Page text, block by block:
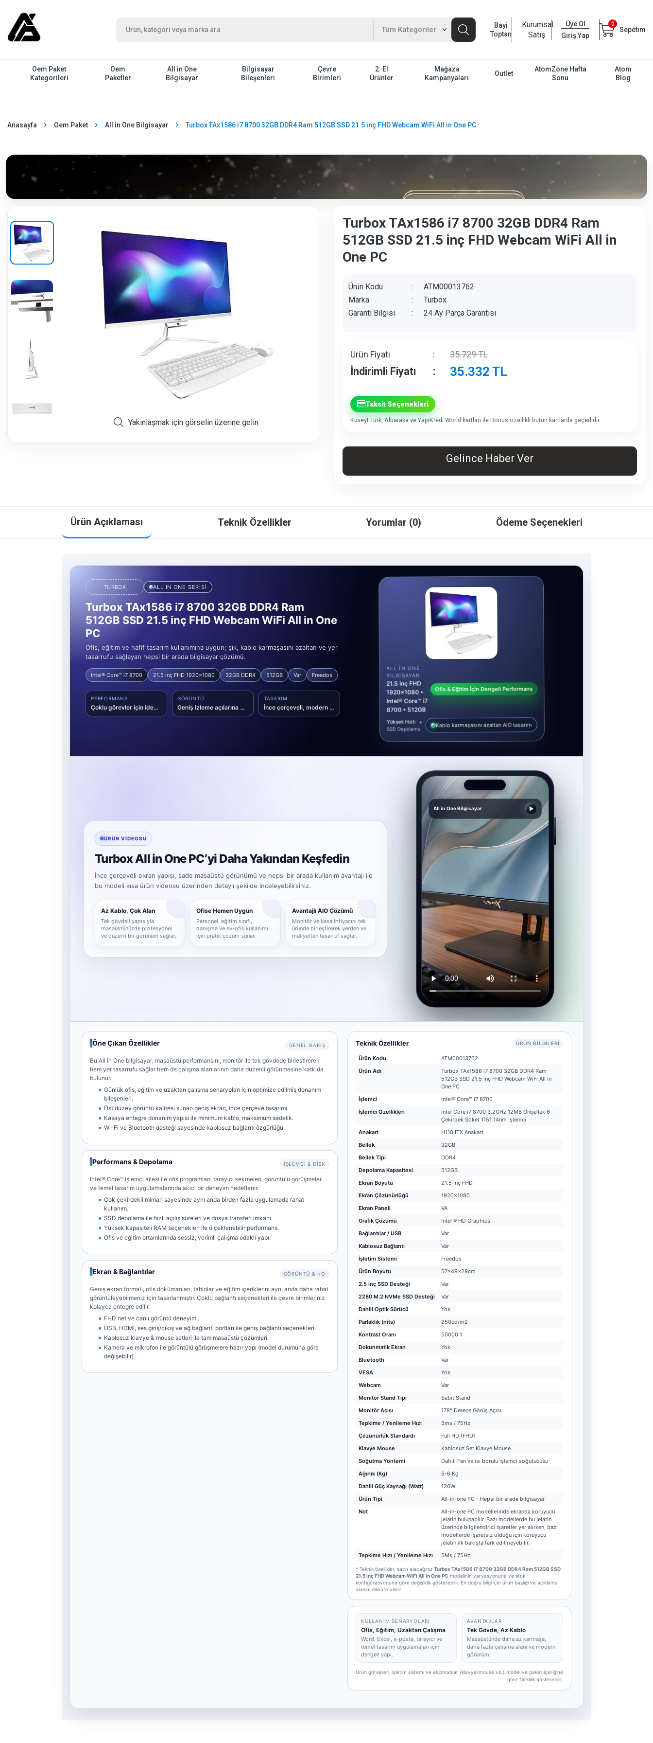
Bayi
Toptan
Kurumsal
Satış
Üye Ol
Giriş Yap
0
Sepetim
Oem Paket
Kategorileri
Oem
Paketler
All in One
Bilgisayar
Bilgisayar
Bileşenleri
Çevre
Birimleri
2. El
Ürünler
Mağaza
Kampanyaları
Outlet
AtomZone Hafta
Sonu
Atom
Blog
Anasayfa Oem Paket All in One Bilgisayar Turbox TAx1586 i7 8700 32GB DDR4 Ram 512GB SSD 21.5 inç FHD Webcam WiFi All in One PC
Yakınlaşmak için görselin üzerine gelin
Turbox TAx1586 i7 8700 32GB DDR4 Ram
512GB SSD 21.5 inç FHD Webcam WiFi All in
One PC
Ürün Kodu :
ATM00013762
Marka
:
Turbox
Garanti Bilgisi
: 24 Ay Parça Garantisi
Ürün Fiyatı : 35.729TL
İndirimli Fiyatı : 35.332 TL
Taksit Seçenekleri
Kuveyt Türk, Albaraka ve YapıKredi World kartları ile Bonus özellikli bütün kartlarda geçerlidir.
Gelince Haber Ver
Ürün Açıklaması Teknik Özellikler Yorumlar (0) Ödeme Seçenekleri
TURBOX ALL IN ONE SERİSİ
Turbox TAx1586 i7 8700 32GB DDR4 Ram
512GB SSD 21.5 inç FHD Webcam WiFi All in One
PC
Ofis, eğitim ve hafif tasarım kullanımına uygun; şık, kablo karmaşasını azaltan ve yer
tasarrufu sağlayan hepsi bir arada bilgisayar çözümü.
Intel® Core™ i7 8700 21.5 inç FHD 1920x1080 32GB DDR4 512GB Var Freedos
PERFORMANS
Çoklu görevler için ideal işlemci gücü
GÖRÜNTÜ
Geniş izleme açılarına sahip VA panel
TASARIM
İnce çerçeveli, modern AIO form faktörü
ALL IN ONE
BILGISAYAR
21.5 inç FHD
1920x1080 •
Intel® Core™ i7
8700 • 512GB
Ofis & Eğitim İçin Dengeli Performans
Yüksek Hızlı
SSD Depolama
Kablo karmaşasını azaltan AIO tasarım
ÜRÜN VIDEOSU
Turbox All in One PC’yi Daha Yakından Keşfedin
İnce çerçeveli ekran yapısı, sade masaüstü görünümü ve hepsi bir arada kullanım avantajı ile
bu modeli kısa ürün videosu üzerinden detaylı şekilde inceleyebilirsiniz.
Az Kablo, Çok Alan
Tek gövdeli yapısıyla
masaüstünüzde profesyonel
ve düzenli bir görünüm sağlar.
Ofise Hemen Uygun
Personel, eğitim sınıfı,
danışma ve ev-ofis kullanımı
için pratik çözüm sunar.
Avantajlı AIO Çözümü
Monitör ve kasa ihtiyacını tek
üründe birleştirerek yerden ve
maliyetten tasarruf sağlar.
All in One Bilgisayar
Öne Çıkan Özellikler GENEL BAKIŞ
Bu All in One bilgisayar; masaüstü performansını, monitör ile tek gövdede birleştirerek
hem yer tasarrufu sağlar hem de çalışma alanlarının daha düzenli görünmesine katkıda
bulunur.
Günlük ofis, eğitim ve uzaktan çalışma senaryoları için optimize edilmiş donanım
bileşenleri.
Üst düzey görüntü kalitesi sunan geniş ekran, ince çerçeve tasarımı.
Kasaya entegre donanım yapısı ile minimum kablo, maksimum sadelik.
Wi-Fi ve Bluetooth desteği sayesinde kablosuz bağlantı özgürlüğü.
Performans & Depolama İŞLEMCI & DISK
Intel® Core™ işlemci ailesi ile ofis programları, tarayıcı sekmeleri, görüntülü görüşmeler
ve temel tasarım uygulamalarında akıcı bir deneyim hedeflenir.
Çok çekirdekli mimari sayesinde aynı anda birden fazla uygulamada rahat
kullanım.
SSD depolama ile hızlı açılış süreleri ve dosya transferi imkânı.
Yüksek kapasiteli RAM seçenekleri ile ölçeklenebilir performans.
Ofis ve eğitim ortamlarında sessiz, verimli çalışma odaklı yapı.
Ekran & Bağlantılar GÖRÜNTÜ & I/O
Geniş ekran formatı, ofis dokümanları, tablolar ve eğitim içeriklerini aynı anda daha rahat
görüntüleyebilmeniz için tasarlanmıştır. Çoklu bağlantı seçenekleri ile çevre birimleriniz
kolayca entegre edilir.
FHD net ve canlı görüntü deneyimi.
USB, HDMI, ses giriş/çıkış ve ağ bağlantı portları ile geniş bağlantı seçenekleri.
Kablosuz klavye & mouse setleri ile tam masaüstü çözümleri.
Kamera ve mikrofon ile görüntülü görüşmelere hazır yapı (model durumuna göre
değişebilir).
Teknik Özellikler ÜRÜN BILGILERI
Ürün Kodu
ATM00013762
Ürün Adı
Turbox TAx1586 i7 8700 32GB DDR4 Ram
512GB SSD 21.5 inç FHD Webcam WiFi All in
One PC
İşlemci
Intel® Core™ i7 8700
İşlemci Özellikleri
Intel Core i7 8700 3.2GHz 12MB Önbellek 6
Çekirdek Soket 1151 14nm İşlemci
Anakart
H110 ITX Anakart
Bellek
32GB
Bellek Tipi
DDR4
Depolama Kapasitesi
512GB
Ekran Boyutu
21.5 inç FHD
Ekran Çözünürlüğü
1920x1080
Ekran Paneli
VA
Grafik Çözümü
Intel ® HD Graphics
Bağlantılar / USB
Var
Kablosuz Bağlantı
Var
İşletim Sistemi
Freedos
Ürün Boyutu
57x49x29cm
2.5 inç SSD Desteği
Var
2280 M.2 NVMe SSD Desteği
Var
Dahili Optik Sürücü
Yok
Parlaklık (nits)
250cd/m2
Kontrast Oranı
50000:1
Dokunmatik Ekran
Yok
Bluetooth
Var
VESA
Yok
Webcam
Var
Monitör Stand Tipi
Sabit Stand
Monitör Açısı
178° Derece Görüş Açısı
Tepkime / Yenileme Hızı
5ms / 75Hz
Çözünürlük Standardı
Full HD (FHD)
Klavye Mouse
Kablosuz Set Klavye Mouse
Soğutma Yöntemi
Dahili Fan ve ısı borulu işlemci soğutucusu
Ağırlık (Kg)
5-6 Kg
Dahili Güç Kaynağı (Watt)
120W
Ürün Tipi
All-in-one PC - Hepsi bir arada bilgisayar
Not
All-in-one PC modellerinde ekranda koruyucu
jelatin bulunabilir. Bazı modellerde bu jelatin
üzerinde bilgilendirici işaretler yer alırken, bazı
modellerde işaretsiz olduğu için koruyucu
jelatin ilk bakışta fark edilmeyebilir.
Tepkime Hızı / Yenileme Hızı
5Ms / 75Hz
* Teknik özellikler, satın alacağınız Turbox TAx1586 i7 8700 32GB DDR4 Ram 512GB SSD
21.5 inç FHD Webcam WiFi All in One PC modelinin varyasyonuna ve stok
konfigürasyonuna göre değişiklik gösterebilir. En doğru bilgi için ürün başlığı ve açıklama
alanını dikkate alınız.
KULLANIM SENARYOLARI
Ofis, Eğitim, Uzaktan Çalışma
Word, Excel, e-posta, tarayıcı ve
temel tasarım uygulamaları için
dengeli yapı.
AVANTAJLAR
Tek Gövde, Az Kablo
Masaüstünde daha az karmaşa,
daha fazla çalışma alanı ve modern
görünüm.
Ürün görselleri, işletim sistemi ve ekipmanlar (klavye/mouse vb.) model ve paket içeriğine
göre farklılık gösterebilir.